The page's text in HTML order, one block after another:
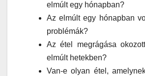
elmúlt egy hónapban?
Az elmúlt egy hónapban
problémák?
Az étel megrágása
elmúlt hetekben?
Van-e olyan étel,